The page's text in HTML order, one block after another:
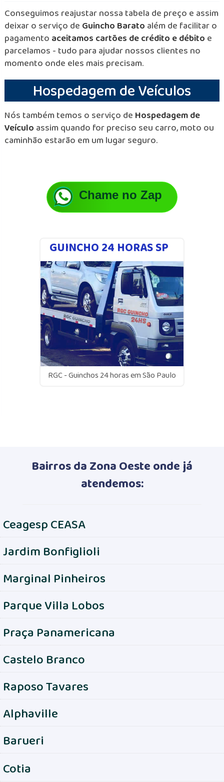
Conseguimos reajustar nossa tabela de preço e assim
deixar o serviço de Guincho Barato além de facilitar o
pagamento aceitamos cartões de crédito e débito e
parcelamos - tudo para ajudar nossos clientes no
momento onde eles mais precisam.
Hospedagem de Veículos
Nós também temos o serviço de Hospedagem de
Veículo assim quando for preciso seu carro, moto ou
caminhão estarão em um lugar seguro.
Chame no Zap
GUINCHO 24 HORAS SP
RGC - Guinchos 24 horas em São Paulo
Bairros da Zona Oeste onde já
atendemos:
Ceagesp CEASA
Jardim Bonfiglioli
Marginal Pinheiros
Parque Villa Lobos
Praça Panamericana
Castelo Branco
Raposo Tavares
Alphaville
Barueri
Cotia